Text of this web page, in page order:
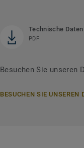
Technische Daten
PDF
Besuchen Sie unseren
BESUCHEN SIE UNSEREN